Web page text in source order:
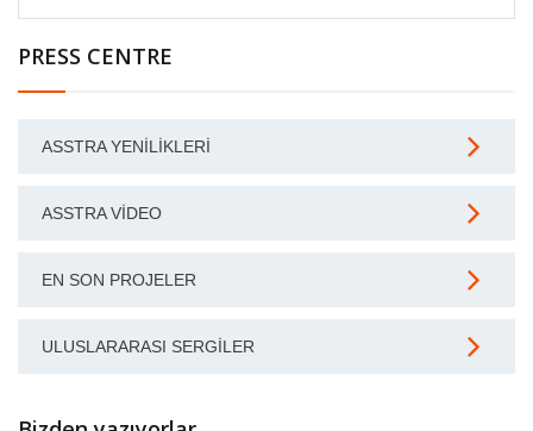
PRESS CENTRE
ASSTRA YENILIKLERI
ASSTRA VIDEO
EN SON PROJELER
ULUSLARARASI SERGILER